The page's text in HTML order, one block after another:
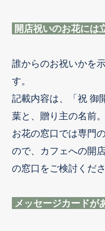
開店祝いのお花には
誰からのお祝いかを
す。
記載内容は、「祝 御
葉と、贈り主の名前。
お花の窓口では専門
ので、カフェへの開
の窓口をご検討くださ
メッセージカードが